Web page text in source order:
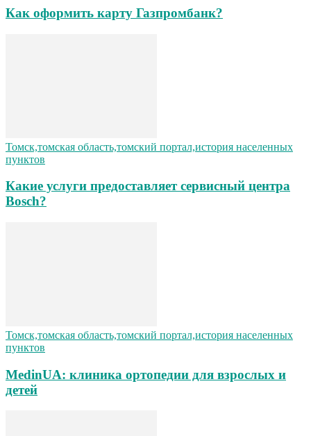
Как оформить карту Газпромбанк?
Томск,томская область,томский портал,история населенных
пунктов
Какие услуги предоставляет сервисный центра
Bosch?
Томск,томская область,томский портал,история населенных
пунктов
MedinUA: клиника ортопедии для взрослых и
детей